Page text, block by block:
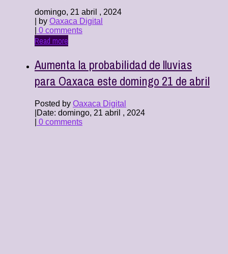
domingo, 21 abril , 2024
| by Oaxaca Digital
0 comments
Read more
Aumenta la probabilidad de lluvias
para Oaxaca este domingo 21 de abril
Posted by Oaxaca Digital
Date: domingo, 21 abril , 2024
0 comments